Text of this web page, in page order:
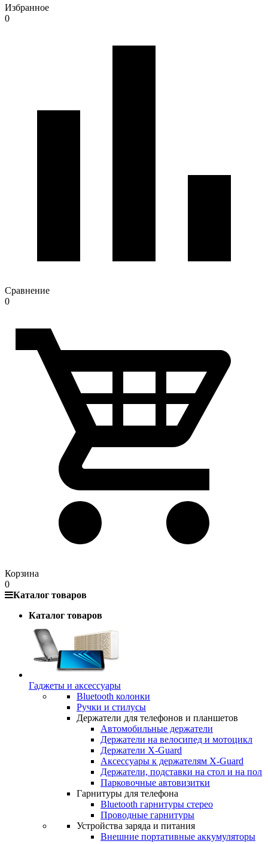
Избранное
0
Сравнение
0
Корзина
0
Каталог товаров
Каталог товаров
Гаджеты и аксессуары
Bluetooth колонки
Ручки и стилусы
Держатели для телефонов и планшетов
Автомобильные держатели
Держатели на велосипед и мотоцикл
Держатели X-Guard
Аксессуары к держателям X-Guard
Держатели, подставки на стол и на пол
Парковочные автовизитки
Гарнитуры для телефона
Bluetooth гарнитуры стерео
Проводные гарнитуры
Устройства заряда и питания
Внешние портативные аккумуляторы